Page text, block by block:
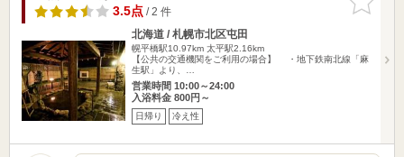
りに追加
3.5点/ 2 件
北海道 / 札幌市北区屯田
幌平橋駅10.97km 太平駅2.16km
【公共の交通機関をご利用の場合】 ・地下鉄南北線「麻
生駅」より、…
営業時間 10:00～24:00
入浴料金 800円～
日帰り 冷え性